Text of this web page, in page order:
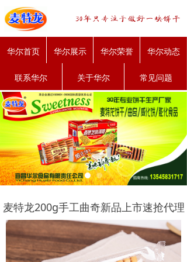
华尔首页 华尔展示 华尔荣誉 华尔动态
联系华尔 关于华尔 常见问题
麦特龙200g手工曲奇新品上市速抢代理